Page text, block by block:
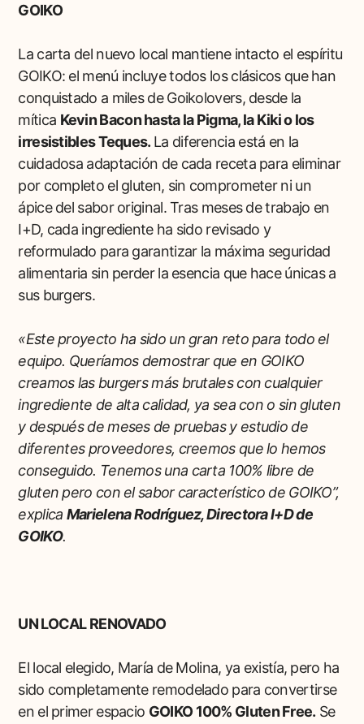
GOIKO
La carta del nuevo local mantiene intacto el espíritu
GOIKO: el menú incluye todos los clásicos que han
conquistado a miles de Goikolovers, desde la
mítica Kevin Bacon hasta la Pigma, la Kiki o los
irresistibles Teques. La diferencia está en la
cuidadosa adaptación de cada receta para eliminar
por completo el gluten, sin comprometer ni un
ápice del sabor original. Tras meses de trabajo en
I+D, cada ingrediente ha sido revisado y
reformulado para garantizar la máxima seguridad
alimentaria sin perder la esencia que hace únicas a
sus burgers.
«Este proyecto ha sido un gran reto para todo el
equipo. Queríamos demostrar que en GOIKO
creamos las burgers más brutales con cualquier
ingrediente de alta calidad, ya sea con o sin gluten
y después de meses de pruebas y estudio de
diferentes proveedores, creemos que lo hemos
conseguido. Tenemos una carta 100% libre de
gluten pero con el sabor característico de GOIKO”,
explica Marielena Rodríguez, Directora I+D de
GOIKO.
UN LOCAL RENOVADO
El local elegido, María de Molina, ya existía, pero ha
sido completamente remodelado para convertirse
en el primer espacio GOIKO 100% Gluten Free. Se